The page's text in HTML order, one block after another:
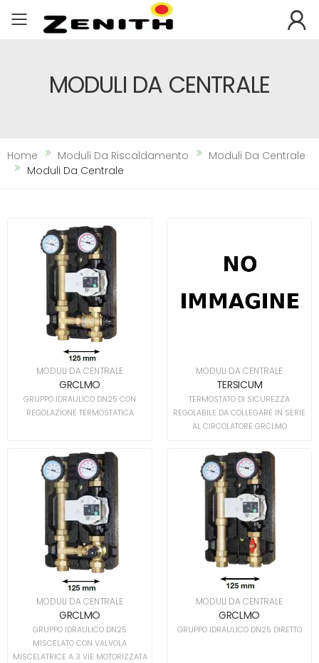
Toggle mobile menu
MODULI DA CENTRALE
Home Moduli Da Riscaldamento
Moduli Da Centrale
Moduli Da Centrale
MODULI DA CENTRALE
GRCLMO
GRUPPO IDRAULICO DN25 CON
REGOLAZIONE TERMOSTATICA
MODULI DA CENTRALE
TERSICUM
TERMOSTATO DI SICUREZZA
REGOLABILE DA COLLEGARE IN SERIE
AL CIRCOLATORE GRCLMO
MODULI DA CENTRALE
GRCLMO
GRUPPO IDRAULICO DN25
MISCELATO CON VALVOLA
MISCELATRICE A 3 VIE MOTORIZZATA
MODULI DA CENTRALE
GRCLMO
GRUPPO IDRAULICO DN25 DIRETTO